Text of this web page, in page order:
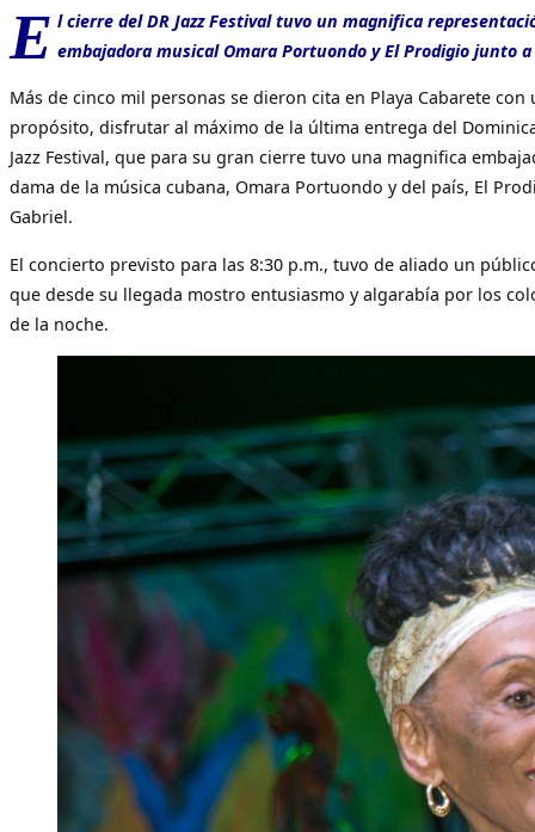
E l cierre del DR Jazz Festival tuvo un magnifica
embajadora musical Omara Portuondo y El Prodigio junto a
Más de cinco mil personas se dieron cita en Playa Cabarete con
propósito, disfrutar al máximo de la última entrega del
Jazz Festival, que para su gran cierre tuvo una magnifica
dama de la música cubana, Omara Portuondo y del país, El
Gabriel.
El concierto previsto para las 8:30 p.m., tuvo de aliado un
que desde su llegada mostro entusiasmo y algarabía por los
de la noche.